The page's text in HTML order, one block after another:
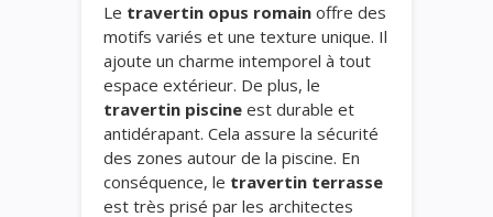
Le travertin opus romain offre des
motifs variés et une texture unique. Il
ajoute un charme intemporel à tout
espace extérieur. De plus, le
travertin piscine est durable et
antidérapant. Cela assure la sécurité
des zones autour de la piscine. En
conséquence, le travertin terrasse
est très prisé par les architectes